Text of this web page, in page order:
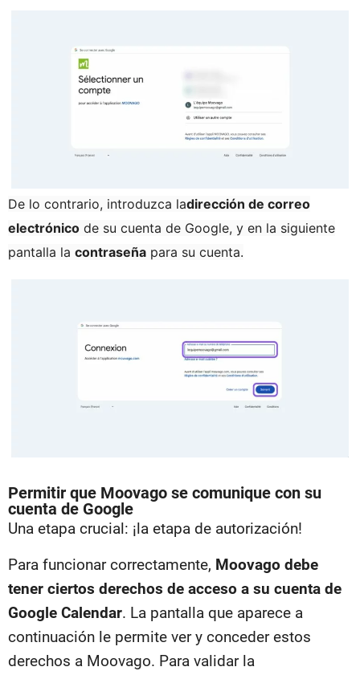
De lo contrario, introduzca ladirección de correo
electrónico de su cuenta de Google, y en la siguiente
pantalla la contraseña para su cuenta.
Permitir que Moovago se comunique con su
cuenta de Google
Una etapa crucial: ¡la etapa de autorización!
Para funcionar correctamente, Moovago debe
tener ciertos derechos de acceso a su cuenta de
Google Calendar. La pantalla que aparece a
continuación le permite ver y conceder estos
derechos a Moovago. Para validar la